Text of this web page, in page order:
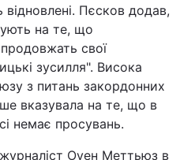
Пєсков додав,
на те, що
свої
зусилля". Висока
з питань закордонних
вказувала на те, що в
немає просувань.
Оуен Меттьюз в